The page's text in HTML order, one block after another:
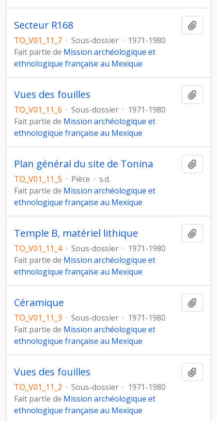
Secteur R168
TO_V01_11_7 · Sous-dossier · 1971-1980
Fait partie de Mission archéologique et
ethnologique française au Mexique
Vues des fouilles
TO_V01_11_6 · Sous-dossier · 1971-1980
Fait partie de Mission archéologique et
ethnologique française au Mexique
Plan général du site de Tonina
TO_V01_11_5 · Pièce · s.d.
Fait partie de Mission archéologique et
ethnologique française au Mexique
Temple B, matériel lithique
TO_V01_11_4 · Sous-dossier · 1971-1980
Fait partie de Mission archéologique et
ethnologique française au Mexique
Céramique
TO_V01_11_3 · Sous-dossier · 1971-1980
Fait partie de Mission archéologique et
ethnologique française au Mexique
Vues des fouilles
TO_V01_11_2 · Sous-dossier · 1971-1980
Fait partie de Mission archéologique et
ethnologique française au Mexique